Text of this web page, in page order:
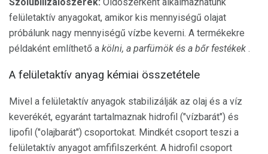
felületaktív anyagokat, amikor kis mennyiségű olajat
próbálunk nagy mennyiségű vízbe keverni. A termékekre
példaként említhető a kölni, a parfümök és a bőr festékek .
A felületaktív anyag kémiai összetétele
Mivel a felületaktív anyagok stabilizálják az olaj és a víz
keverékét, egyaránt tartalmaznak hidrofil ("vízbarát") és
lipofil ("olajbarát") csoportokat. Mindkét csoport teszi a
felületaktív anyagot amfifilszerként. A hidrofil csoport